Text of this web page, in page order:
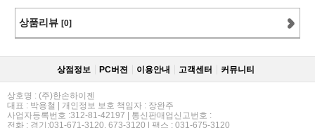
상품리뷰 [0]
상점정보 PC버젼 이용안내 고객센터 커뮤니티
상호명 : (주)한손하이젠
대표 : 박용철 | 개인정보 보호 책임자 : 장완주
사업자등록번호 :312-81-42197 | 통신판매업신고번호 :
전화 : 경기:031-671-3120, 673-3120 | 팩스 : 031-675-3120